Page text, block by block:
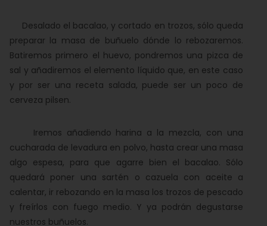
Desalado el bacalao, y cortado en trozos, sólo queda
preparar la masa de buñuelo dónde lo rebozaremos.
Batiremos primero el huevo, pondremos una pizca de
sal y añadiremos el elemento líquido que, en este caso
y por ser una receta salada, puede ser un poco de
cerveza pilsen.
Iremos añadiendo harina a la mezcla, con una
cucharada de levadura en polvo, hasta crear una masa
algo espesa, para que agarre bien el bacalao. Sólo
quedará poner una sartén o cazuela con aceite a
calentar, ir rebozando en la masa los trozos de pescado
y freírlos con fuego medio. Y ya podrán degustarse
nuestros buñuelos.